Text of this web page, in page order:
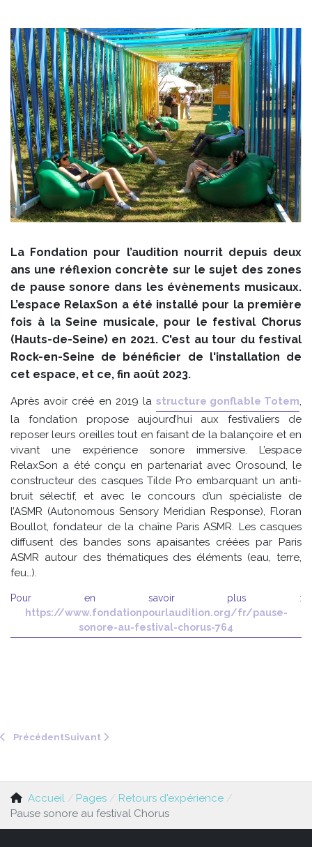
La Fondation pour l’audition nourrit depuis deux
ans une réflexion concrète sur le sujet des zones
de pause sonore dans les évènements musicaux.
L’espace RelaxSon a été installé pour la première
fois à la Seine musicale, pour le festival Chorus
(Hauts-de-Seine) en 2021. C'est au tour du festival
Rock-en-Seine de bénéficier de l'installation de
cet espace, et ce, fin août 2023.
Après avoir créé en 2019 la structure gonflable Totem,
la fondation propose aujourd’hui aux festivaliers de
reposer leurs oreilles tout en faisant de la balançoire et en
vivant une expérience sonore immersive. L’espace
RelaxSon a été conçu en partenariat avec Orosound, le
constructeur des casques Tilde Pro embarquant un anti-
bruit sélectif, et avec le concours d’un spécialiste de
l’ASMR (Autonomous Sensory Meridian Response), Floran
Boullot, fondateur de la chaîne Paris ASMR. Les casques
diffusent des bandes sons apaisantes créées par Paris
ASMR autour des thématiques des éléments (eau, terre,
feu…).
Pour en savoir plus :
https://www.fondationpourlaudition.org/fr/pause-
sonore-au-festival-chorus-764
PrécédentSuivant
Accueil Pages
Retours d'expérience
Pause sonore au festival Chorus